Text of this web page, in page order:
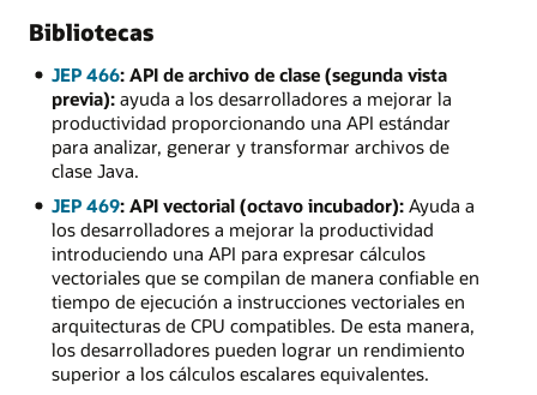
Bibliotecas
JEP 466: API de archivo de clase (segunda vista
previa): ayuda a los desarrolladores a mejorar la
productividad proporcionando una API estándar
para analizar, generar y transformar archivos de
clase Java.
JEP 469: API vectorial (octavo incubador):Ayuda a
los desarrolladores a mejorar la productividad
introduciendo una API para expresar cálculos
vectoriales que se compilan de manera confiable en
tiempo de ejecución a instrucciones vectoriales en
arquitecturas de CPU compatibles. De esta manera,
los desarrolladores pueden lograr un rendimiento
superior a los cálculos escalares equivalentes.